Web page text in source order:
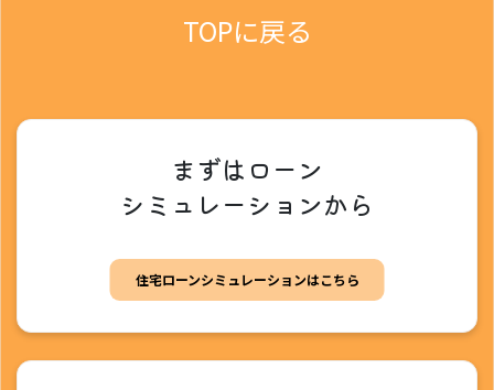
TOPに戻る
まずはローン
シミュレーションから
住宅ローンシミュレーションはこちら